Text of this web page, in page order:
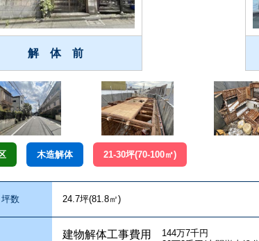
解 体 前
木造解体 21-30坪(70-100㎡)
坪数 24.7坪(81.8㎡)
建物解体工事費用
144万7千円